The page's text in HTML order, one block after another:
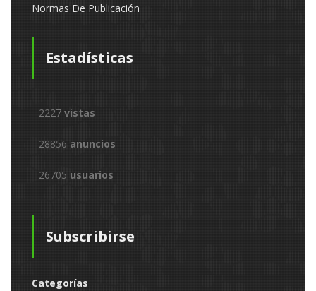
Normas De Publicación
Estadísticas
2227 vistas
28856 anuncios
26705 usuarios
Subscribirse
Categorías